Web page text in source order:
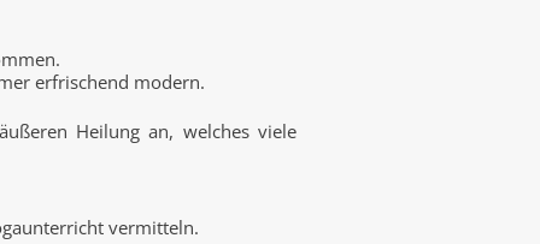
erfrischend modern.
Heilung an, welches viele
vermitteln.